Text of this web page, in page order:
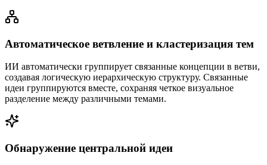
Автоматическое ветвление и кластеризация тем
ИИ автоматически группирует связанные концепции в ветви,
создавая логическую иерархическую структуру. Связанные
идеи группируются вместе, сохраняя четкое визуальное
разделение между различными темами.
Обнаружение центральной идеи